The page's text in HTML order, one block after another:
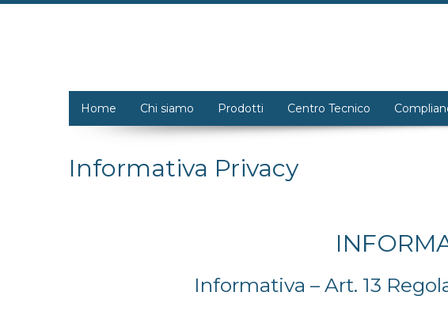
Home Chi siamo Prodotti Centro Tecnico
Informativa Privacy
Informativa – Art. 13